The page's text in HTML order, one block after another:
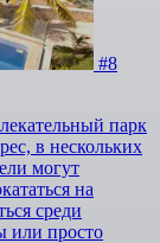
#8
парк
в нескольких
могут
на
среди
или просто